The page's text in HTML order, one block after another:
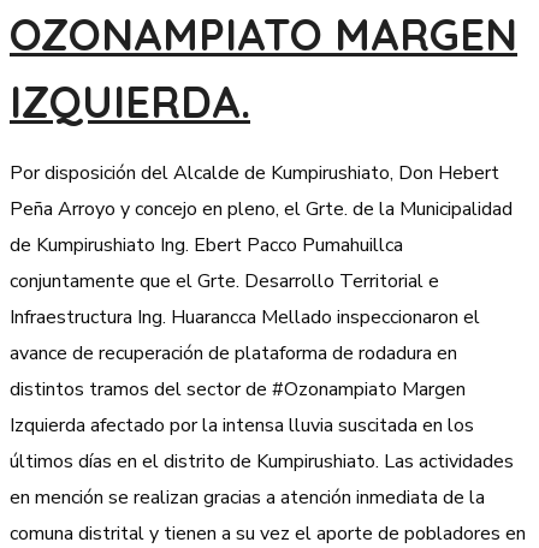
OZONAMPIATO MARGEN
IZQUIERDA.
Por disposición del Alcalde de Kumpirushiato, Don Hebert
Peña Arroyo y concejo en pleno, el Grte. de la Municipalidad
de Kumpirushiato Ing. Ebert Pacco Pumahuillca
conjuntamente que el Grte. Desarrollo Territorial e
Infraestructura Ing. Huarancca Mellado inspeccionaron el
avance de recuperación de plataforma de rodadura en
distintos tramos del sector de #Ozonampiato Margen
Izquierda afectado por la intensa lluvia suscitada en los
últimos días en el distrito de Kumpirushiato. Las actividades
en mención se realizan gracias a atención inmediata de la
comuna distrital y tienen a su vez el aporte de pobladores en